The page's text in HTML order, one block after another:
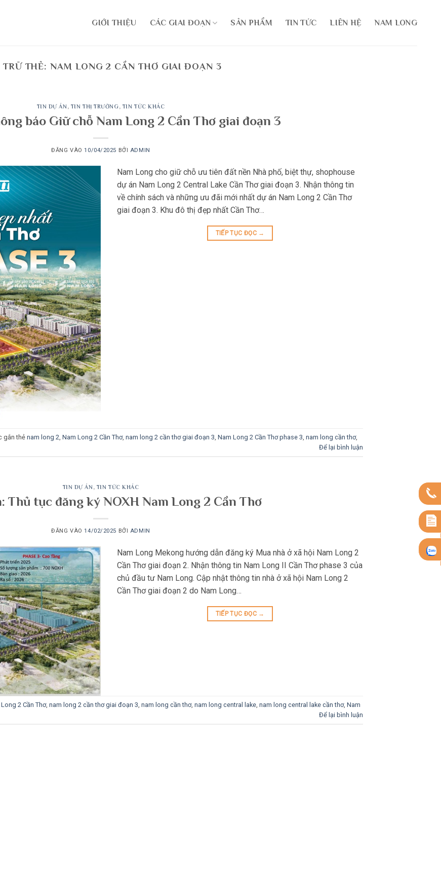
GIỚI THIỆU CÁC GIAI ĐOẠN SẢN PHẨM TIN TỨC LIÊN HỆ NAM LONG
TRỮ THẺ:NAM LONG 2 CẦN THƠ GIAI ĐOẠN 3
TIN DỰ ÁN , TIN THỊ TRƯỜNG, TIN TỨC KHÁC
báo Giữ chỗ Nam Long 2 Cần Thơ giai đoạn 3
ĐĂNG VÀO10/04/2025 BỞI ADMIN
Nam Long cho giữ chỗ ưu tiên đất nền Nhà phố, biệt thự, shophouse
dự án Nam Long 2 Central Lake Cần Thơ giai đoạn 3. Nhận thông tin
về chính sách và những ưu đãi mới nhất dự án Nam Long 2 Cần Thơ
giai đoạn 3. Khu đô thị đẹp nhất Cần Thơ…
TIẾP TỤC ĐỌC →
gắn thẻnam long 2 Nam Long 2 Cần Thơ, nam long 2 cần thơ giai đoạn 3 Nam Long 2 Cần Thơ phase 3 nam long cần thơ,
Để lại bình luận
TIN DỰ ÁN , TIN TỨC KHÁC
Thủ tục đăng ký NOXH Nam Long 2 Cần Thơ
ĐĂNG VÀO14/02/2025 BỞI ADMIN
Nam Long Mekong hướng dẫn đăng ký Mua nhà ở xã hội Nam Long 2
Cần Thơ giai đoạn 2. Nhận thông tin Nam Long II Cần Thơ phase 3 của
chủ đầu tư Nam Long. Cập nhật thông tin nhà ở xã hội Nam Long 2
Cần Thơ giai đoạn 2 do Nam Long…
TIẾP TỤC ĐỌC →
2 Cần Thơ, nam long 2 cần thơ giai đoạn 3 nam long cần thơ, nam long central lake, nam long central lake cần thơ, Nam
Để lại bình luận